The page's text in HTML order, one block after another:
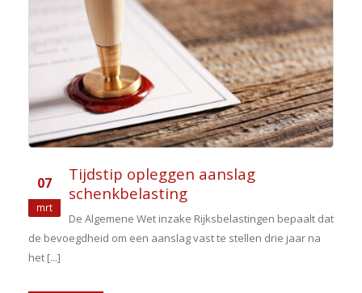
07
mrt
Tijdstip opleggen aanslag
schenkbelasting
De Algemene Wet inzake Rijksbelastingen bepaalt dat
de bevoegdheid om een aanslag vast te stellen drie jaar na
het [...]